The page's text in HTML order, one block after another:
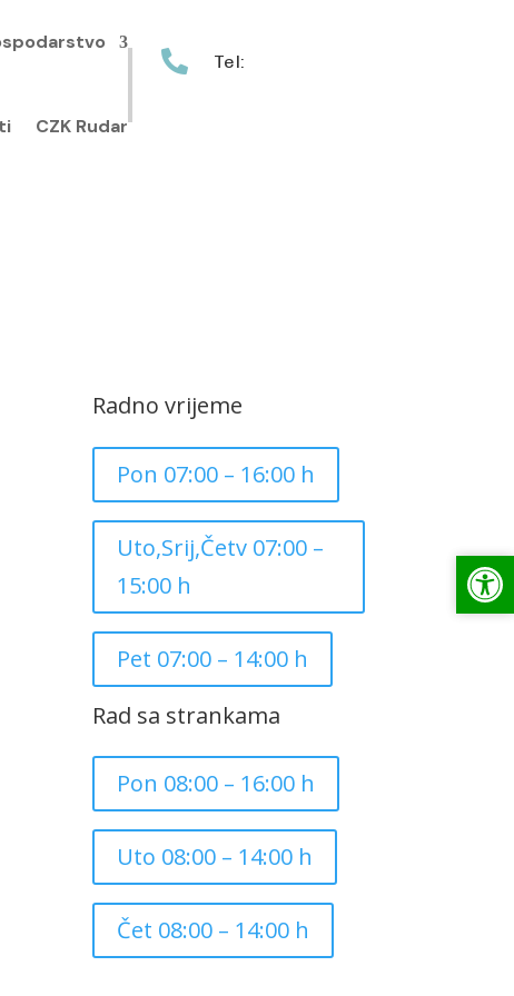
CZK Rudar
 Tel:
Radno vrijeme
Pon 07:00 – 16:00 h
Uto,Srij,Četv 07:00 –
15:00 h
Pet 07:00 – 14:00 h
Rad sa strankama
Pon 08:00 – 16:00 h
Uto 08:00 – 14:00 h
Čet 08:00 – 14:00 h